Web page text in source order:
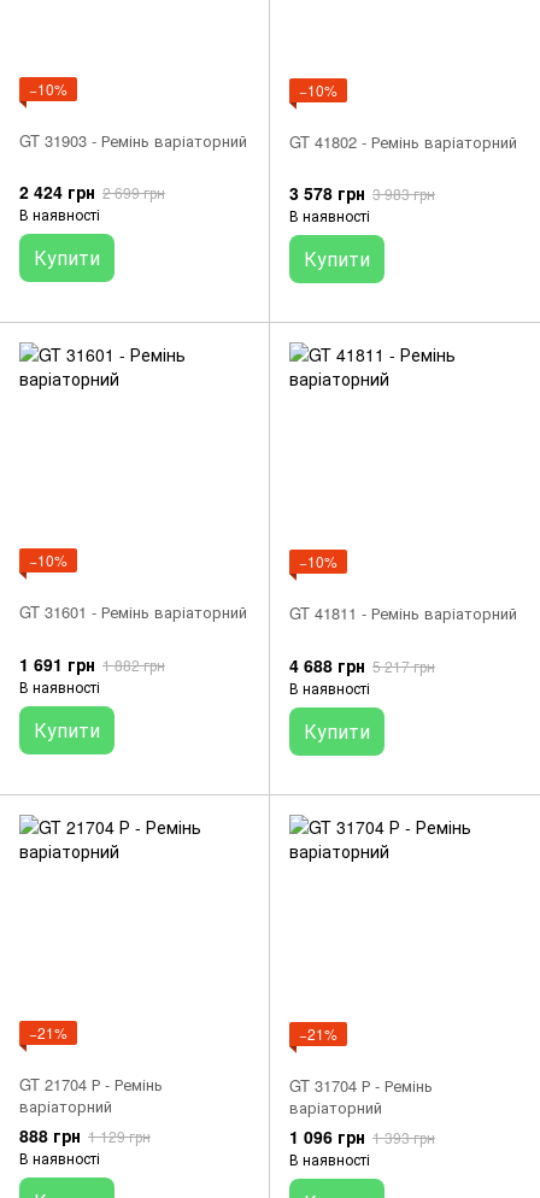
−10%
GT 31903 - Ремінь варіаторний
2 424 грн 2 699 грн
В наявності
Купити
−10%
GT 41802 - Ремінь варіаторний
3 578 грн 3 983 грн
В наявності
Купити
−10%
GT 31601 - Ремінь варіаторний
1 691 грн 1 882 грн
В наявності
Купити
−10%
GT 41811 - Ремінь варіаторний
4 688 грн 5 217 грн
В наявності
Купити
−21%
GT 21704 Р - Ремінь
варіаторний
888 грн 1 129 грн
В наявності
−21%
GT 31704 Р - Ремінь
варіаторний
1 096 грн 1 393 грн
В наявності